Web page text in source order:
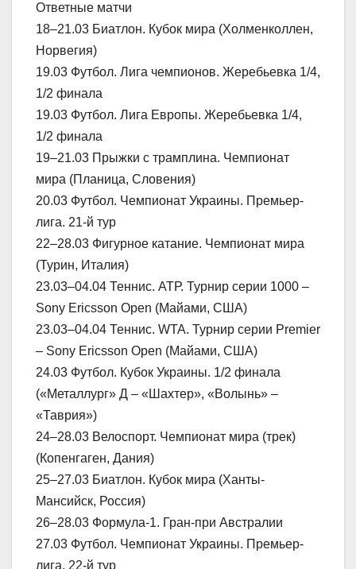
Ответные матчи
18–21.03 Биатлон. Кубок мира (Холменколлен,
Норвегия)
19.03 Футбол. Лига чемпионов. Жеребьевка 1/4,
1/2 финала
19.03 Футбол. Лига Европы. Жеребьевка 1/4,
1/2 финала
19–21.03 Прыжки с трамплина. Чемпионат
мира (Планица, Словения)
20.03 Футбол. Чемпионат Украины. Премьер-
лига. 21-й тур
22–28.03 Фигурное катание. Чемпионат мира
(Турин, Италия)
23.03–04.04 Теннис. АТР. Турнир серии 1000 –
Sony Ericsson Open (Майами, США)
23.03–04.04 Теннис. WTA. Турнир серии Premier
– Sony Ericsson Open (Майами, США)
24.03 Футбол. Кубок Украины. 1/2 финала
(«Металлург» Д – «Шахтер», «Волынь» –
«Таврия»)
24–28.03 Велоспорт. Чемпионат мира (трек)
(Копенгаген, Дания)
25–27.03 Биатлон. Кубок мира (Ханты-
Мансийск, Россия)
26–28.03 Формула-1. Гран-при Австралии
27.03 Футбол. Чемпионат Украины. Премьер-
лига. 22-й тур